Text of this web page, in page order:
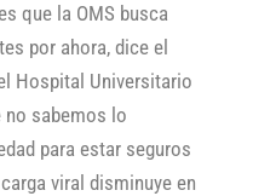
que la OMS busca
por ahora, dice el
Hospital Universitario
no sabemos lo
para estar seguros
viral disminuye en